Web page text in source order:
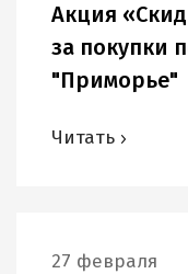
Акция
за покупки
"Приморье"
Читать
27 февраля